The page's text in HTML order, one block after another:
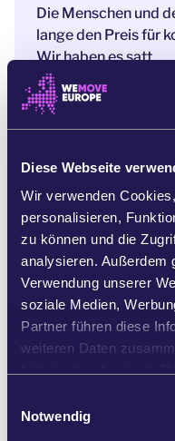
Diese Webseite
Wir verwenden
personalisieren,
zu können und die
analysieren. Außerdem
Verwendung unserer
soziale Medien,
Partner führen diese
weiteren Daten
Notwendig
Die Menschen und
lange den Preis für
Wir haben es satt.
Eine gerechtere
die Wirtschaft die
von Menschen
Natur gedeihen
überall zu ihrem
durch Konzerne
Wir brauchen
Verantwortung
sicherstellen, dass
kein Leid und keine